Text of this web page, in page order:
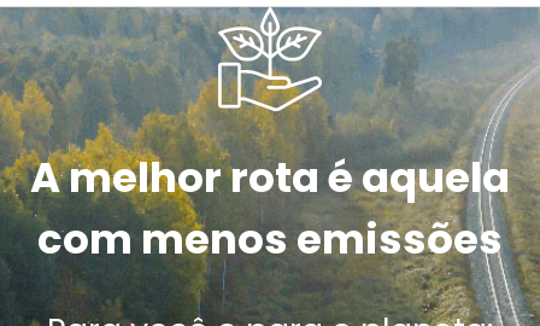
A melhor rota é aquela
com menos emissões